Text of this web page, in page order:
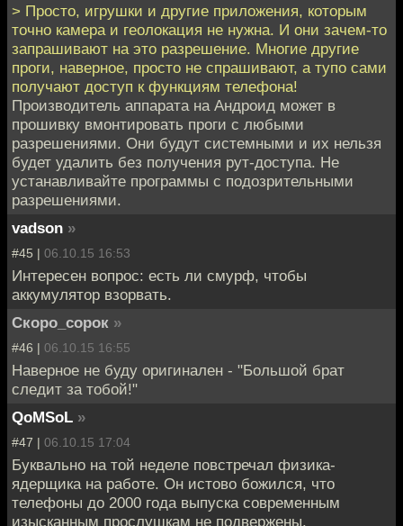
> Просто, игрушки и другие приложения, которым
точно камера и геолокация не нужна. И они зачем-то
запрашивают на это разрешение. Многие другие
проги, наверное, просто не спрашивают, а тупо сами
получают доступ к функциям телефона!
Производитель аппарата на Андроид может в
прошивку вмонтировать проги с любыми
разрешениями. Они будут системными и их нельзя
будет удалить без получения рут-доступа. Не
устанавливайте программы с подозрительными
разрешениями.
vadson »
#45 | 06.10.15 16:53
Интересен вопрос: есть ли смурф, чтобы
аккумулятор взорвать.
Скоро_сорок »
#46 | 06.10.15 16:55
Наверное не буду оригинален - "Большой брат
следит за тобой!"
QoMSoL »
#47 | 06.10.15 17:04
Буквально на той неделе повстречал физика-
ядерщика на работе. Он истово божился, что
телефоны до 2000 года выпуска современным
изысканным прослушкам не подвержены.